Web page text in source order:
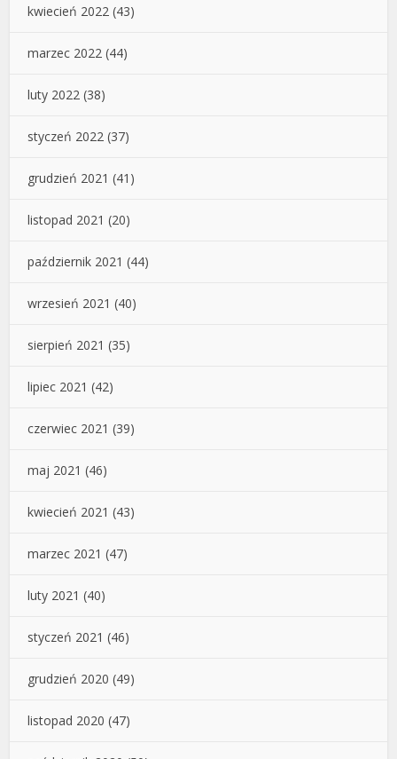
kwiecień 2022 (43)
marzec 2022 (44)
luty 2022 (38)
styczeń 2022 (37)
grudzień 2021 (41)
listopad 2021 (20)
październik 2021 (44)
wrzesień 2021 (40)
sierpień 2021 (35)
lipiec 2021 (42)
czerwiec 2021 (39)
maj 2021 (46)
kwiecień 2021 (43)
marzec 2021 (47)
luty 2021 (40)
styczeń 2021 (46)
grudzień 2020 (49)
listopad 2020 (47)